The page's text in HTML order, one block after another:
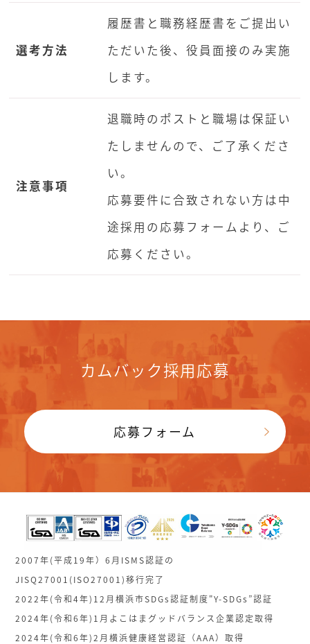
選考方法
履歴書と職務経歴書をご提出い
ただいた後、役員面接のみ実施
します。
注意事項
退職時のポストと職場は保証い
たしませんので、ご了承くださ
い。
応募要件に合致されない方は中
途採用の応募フォームより、ご
応募ください。
カムバック採用応募
応募フォーム
2007年(平成19年）6月ISMS認証の
JISQ27001(ISO27001)移行完了
2022年(令和4年)12月横浜市SDGs認証制度"Y-SDGs”認証
2024年(令和6年)1月よこはまグッドバランス企業認定取得
2024年(令和6年)2月横浜健康経営認証（AAA）取得